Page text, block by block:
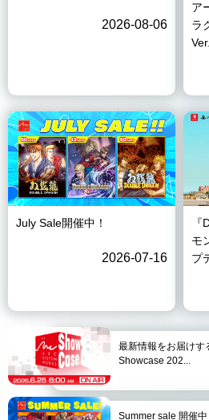
2026-08-06
ア
ラ
July Sale開催中！
2026-07-16
モ
プ
最新情報をお届けす
Showcase 202...
Summer sale 開催中